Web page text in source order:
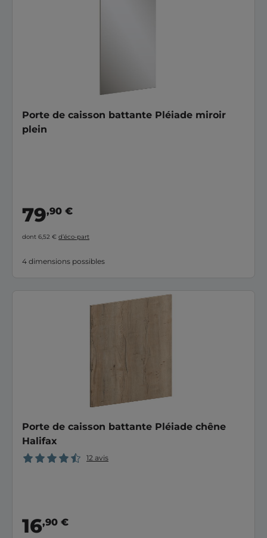
Porte de caisson battante Pléiade miroir
plein
79,90 €
dont 6,52 € d’éco-part
4 dimensions possibles
Porte de caisson battante Pléiade chêne
Halifax
12 avis
16,90 €